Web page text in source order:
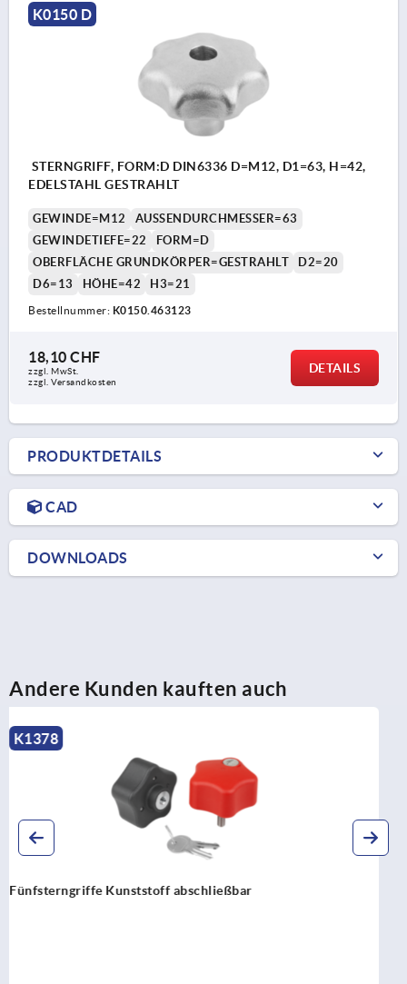
K0150 D
STERNGRIFF, FORM:D DIN6336 D=M12, D1=63, H=42,
EDELSTAHL GESTRAHLT
GEWINDE=M12
AUSSENDURCHMESSER=63
GEWINDETIEFE=22
FORM=D
OBERFLÄCHE GRUNDKÖRPER=GESTRAHLT
D2=20
D6=13
HÖHE=42 H3=21
Bestellnummer: K0150.463123
18,10 CHF
zzgl. MwSt.
zzgl. Versandkosten
DETAILS
PRODUKTDETAILS
CAD
DOWNLOADS
Andere Kunden kauften auch
K1848
Sterngriffe Kunststoff DIN 6336